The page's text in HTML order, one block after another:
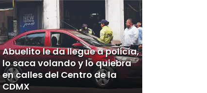
Abuelito le da llegue a policía,
lo saca volando y lo quiebra
en calles del Centro de la
CDMX